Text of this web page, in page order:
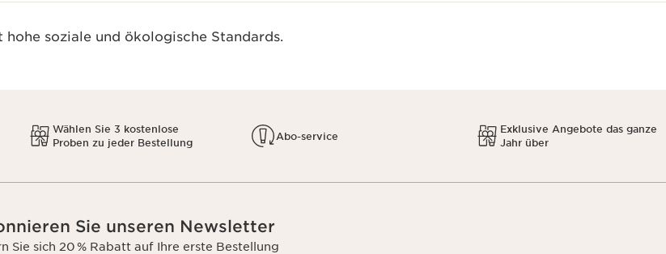
hohe soziale und ökologische Standards.
Wählen Sie 3 kostenlose
Proben zu jeder Bestellung
Abo-service
Exklusive Angebote das ganze
Jahr über
Sie unseren Newsletter
Sie sich 20 % Rabatt auf Ihre erste Bestellung